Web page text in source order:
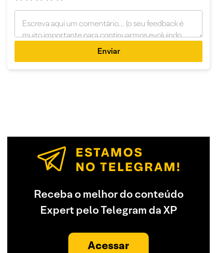
Enviar
Receba o melhor do conteúdo
Expert pelo Telegram da XP
Acessar